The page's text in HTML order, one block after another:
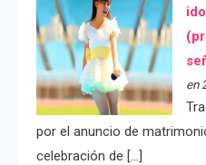
en
por el anuncio de
celebración de […]